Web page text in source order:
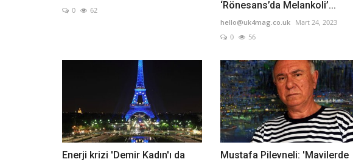
0
62
‘Rönesans’da Melankoli’...
hello@uk4mag.co.uk
Mart 24, 2023
0
56
Enerji krizi 'Demir Kadın'ı da
Mustafa Pilevneli: 'Mavilerde